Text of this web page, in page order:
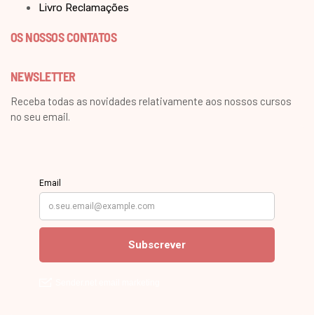
Livro Reclamações
OS NOSSOS CONTATOS
NEWSLETTER
Receba todas as novidades relativamente aos nossos cursos
no seu email.